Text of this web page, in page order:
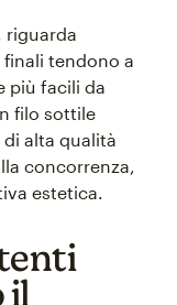
riguarda
tendono a
più facili da
filo sottile
alta qualità
concorrenza,
estetica.
il